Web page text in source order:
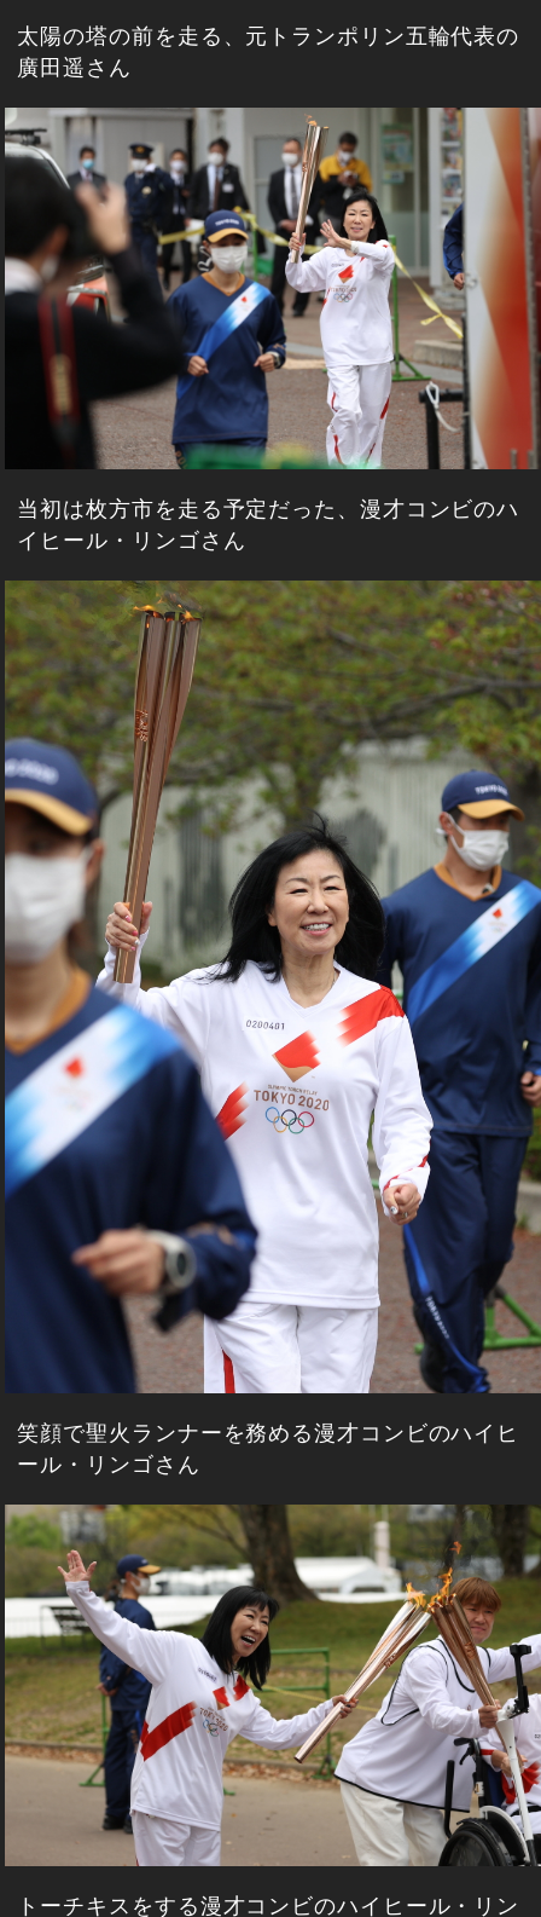
太陽の塔の前を走る、元トランポリン五輪代表の
廣田遥さん
当初は枚方市を走る予定だった、漫才コンビのハ
イヒール・リンゴさん
笑顔で聖火ランナーを務める漫才コンビのハイヒ
ール・リンゴさん
トーチキスをする漫才コンビのハイヒール・リン